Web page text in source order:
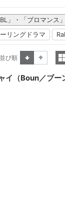
BL」・「ブロマンス
リングドラマ
並び順
イ（Boun／ブ